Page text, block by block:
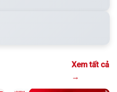
Xem tất cả
→